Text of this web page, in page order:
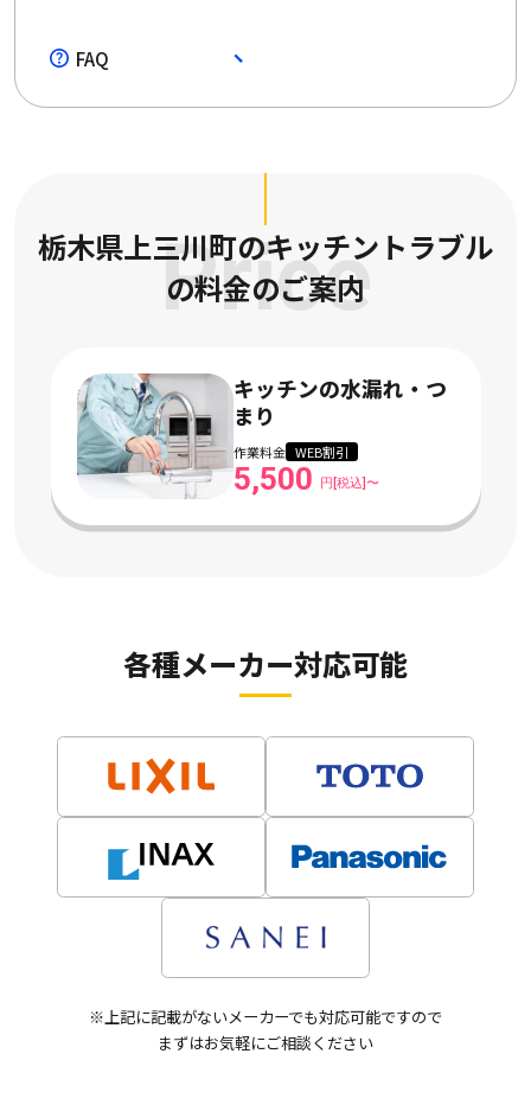
FAQ
Price
栃木県上三川町のキッチントラブル
の料金のご案内
キッチンの水漏れ・つ
まり
作業料金 WEB割引
5,500 円[税込]〜
各種メーカー対応可能
※上記に記載がないメーカーでも対応可能ですので
まずはお気軽にご相談ください